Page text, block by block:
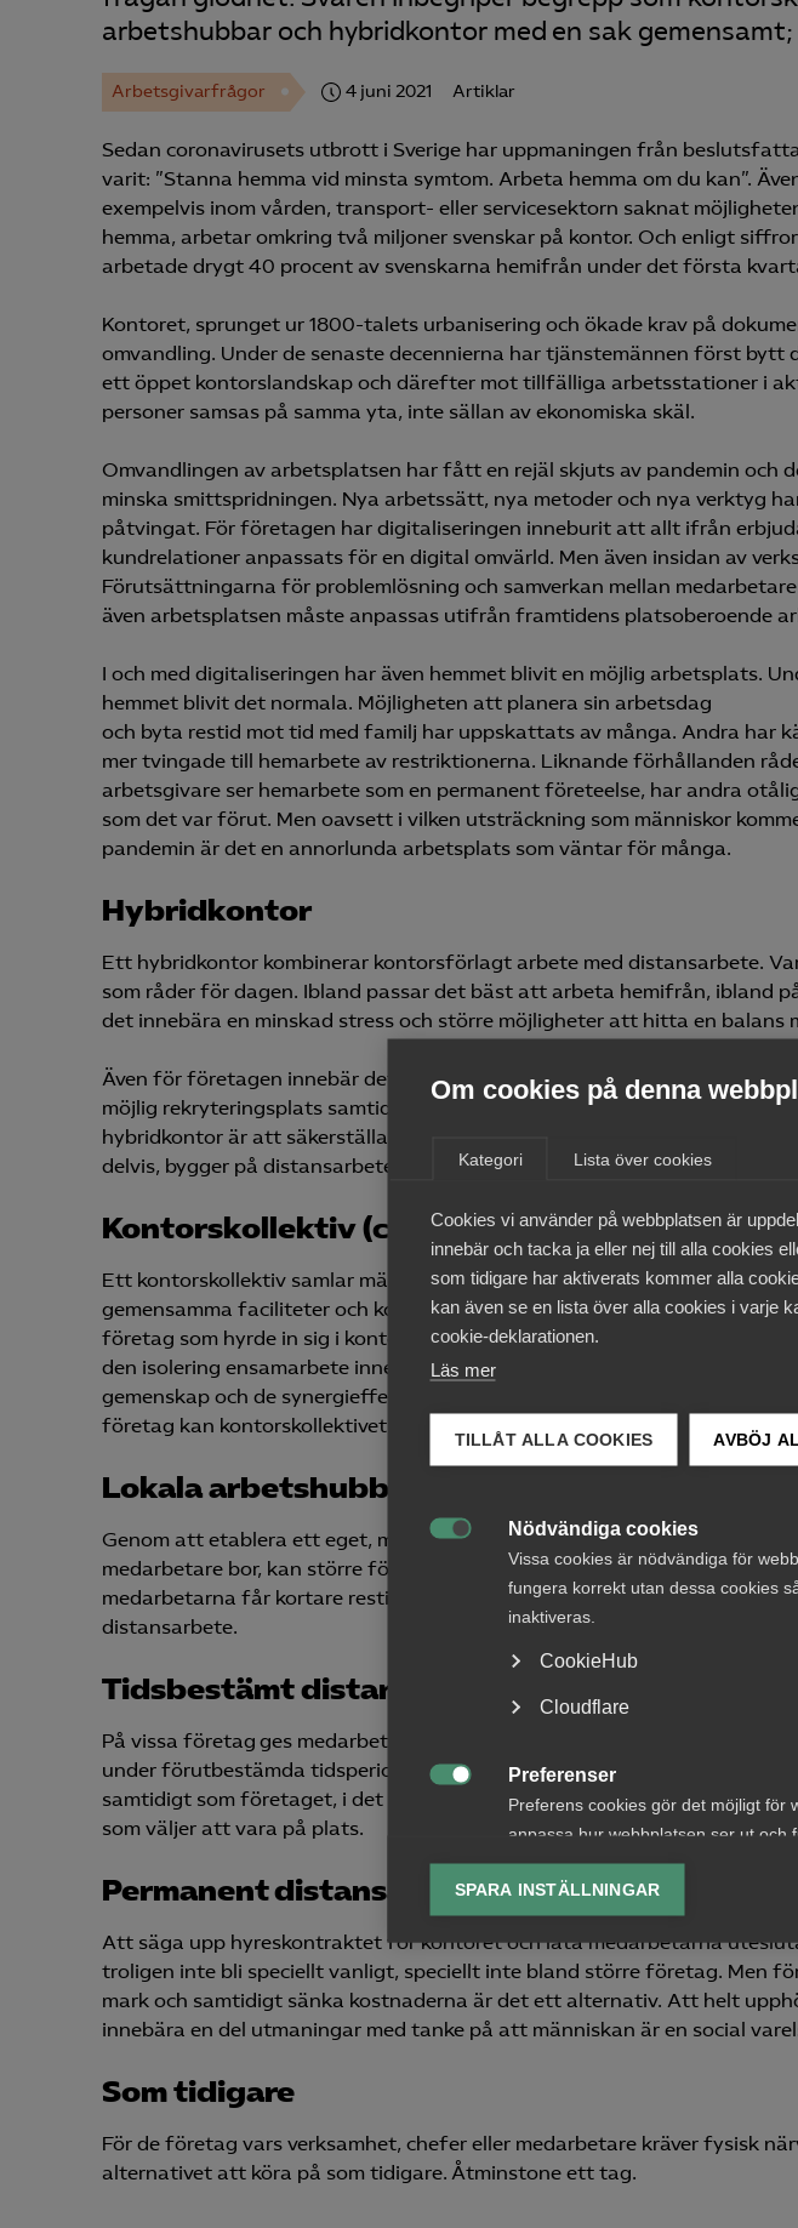
Om cookies på denna
Kategori Lista över cookies
Cookies vi använder på webbplatsen är
innebär och tacka ja eller nej till alla cookies
som tidigare har aktiverats kommer alla
kan även se en lista över alla cookies i varje
cookie-deklarationen.
Läs mer
TILLÅT ALLA COOKIES AVBÖJ
Nödvändiga cookies
Vissa cookies är nödvändiga för
fungera korrekt utan dessa cookies
inaktiveras.
CookieHub
Cloudflare
Preferenser
Preferens cookies gör det möjligt för
anpassa hur webbplatsen ser ut och
lagring av vald valuta, region, språk

Analys-cookies
Analyseringscookies hjälper oss
information om hur den används.
Google Analytics
Marknadsförings-cookies
Marknadsförings-cookies används
SPARA INSTÄLLNINGAR
arbetshubbar och hybridkontor med en sak gemensamt;
Arbetsgivarfrågor 4 juni 2021 Artiklar
Sedan coronavirusets utbrott i Sverige har uppmaningen från
varit: ”Stanna hemma vid minsta symtom. Arbeta hemma om du kan”.
exempelvis inom vården, transport- eller servicesektorn saknat
hemma, arbetar omkring två miljoner svenskar på kontor. Och enligt
arbetade drygt 40 procent av svenskarna hemifrån under det första
Kontoret, sprunget ur 1800-talets urbanisering och ökade krav på
omvandling. Under de senaste decennierna har tjänstemännen först bytt
ett öppet kontorslandskap och därefter mot tillfälliga arbetsstationer i
personer samsas på samma yta, inte sällan av ekonomiska skäl.
Omvandlingen av arbetsplatsen har fått en rejäl skjuts av pandemin och
minska smittspridningen. Nya arbetssätt, nya metoder och nya verktyg
påtvingat. För företagen har digitaliseringen inneburit att allt ifrån
kundrelationer anpassats för en digital omvärld. Men även insidan av
Förutsättningarna för problemlösning och samverkan mellan
även arbetsplatsen måste anpassas utifrån framtidens platsoberoende
I och med digitaliseringen har även hemmet blivit en möjlig arbetsplats.
hemmet blivit det normala. Möjligheten att planera sin arbetsdag
och byta restid mot tid med familj har uppskattats av många. Andra har
mer tvingade till hemarbete av restriktionerna. Liknande förhållanden
arbetsgivare ser hemarbete som en permanent företeelse, har andra
som det var förut. Men oavsett i vilken utsträckning som människor
pandemin är det en annorlunda arbetsplats som väntar för många.
Hybridkontor
Ett hybridkontor kombinerar kontorsförlagt arbete med distansarbete.
som råder för dagen. Ibland passar det bäst att arbeta hemifrån, ibland
det innebära en minskad stress och större möjligheter att hitta en balans
Även för företagen innebär det nya möjligheter. När den fysiska platsen
möjlig rekryteringsplats samtidigt som rese- och kontorskostnader kan
hybridkontor är att säkerställa kontorets roll som social mötesplats.
delvis, bygger på distansarbete vara en utmaning för de chefer som
Kontorskollektiv (coworking space)
Ett kontorskollektiv samlar människor med olika yrken och arbetsgivare
gemensamma faciliteter och kontorsservice. Innan pandemin var det
företag som hyrde in sig i kontorskollektiven, inte minst eftersom
den isolering ensamarbete innebär motverkades. Ytterligare fördelar som
gemenskap och de synergieffekter som kan uppstå när människor med
företag kan kontorskollektivet fungera som ett komplement till kontoret
Lokala arbetshubbar
Genom att etablera ett eget, mindre kontor på en strategiskt utvald plats
medarbetare bor, kan större företagen minska på antalet kontorsplatser
medarbetarna får kortare restid till jobbet. Dessa lokala arbetshubbar
distansarbete.
Tidsbestämt distansarbete
På vissa företag ges medarbetarna möjligheten att välja ifall de vill
under förutbestämda tidsperioder, exempelvis ett år. På så sätt
samtidigt som företaget, i det fall medarbetaren väljer att arbeta på
som väljer att vara på plats.
Permanent distansarbete
Att säga upp hyreskontraktet för kontoret och låta medarbetarna
troligen inte bli speciellt vanligt, speciellt inte bland större företag. Men
mark och samtidigt sänka kostnaderna är det ett alternativ. Att helt
innebära en del utmaningar med tanke på att människan är en social
Som tidigare
För de företag vars verksamhet, chefer eller medarbetare kräver fysisk
alternativet att köra på som tidigare. Åtminstone ett tag.